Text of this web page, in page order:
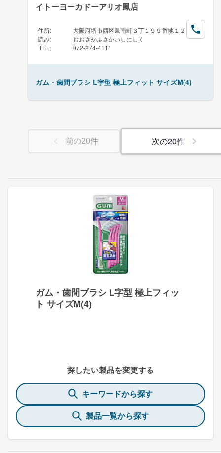
ガム・歯間ブラシ L字型 極上フィッ
ト サイズM(4)
探したい製品を変更する
キーワードから探す
製品一覧から探す
イトーヨーカドーアリオ鳳店
住所:
大阪府堺市西区鳳南町３丁１９９番地１２
読み:
おおさかふさかいしにしく
TEL : 072-274-4111
ガム・歯間ブラシ L字型 極上フィット サイズM(4)
前の20件 次の20件